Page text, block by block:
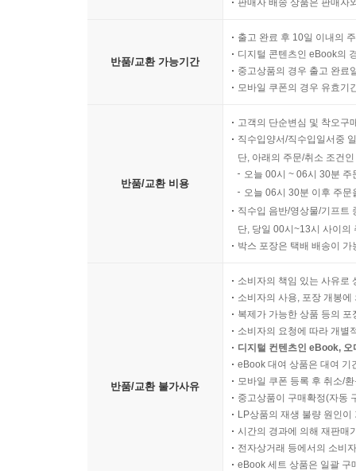
판매자 배송 상품은 판매자
반품/교환 가능기간
출고 완료 후 10일 이내의
디지털 콘텐츠인 eBook의
중고상품의 경우 출고 완료
모바일 쿠폰의 경우 유효기
반품/교환 비용
고객의 단순변심 및 착오구
직수입양서/직수입일서중
단, 아래의 주문/취소 조건
오늘 00시 ~ 06시 30분
오늘 06시 30분 이후 주
직수입 음반/영상물/기프트
단, 당일 00시~13시 사이의
박스 포장은 택배 배송이
반품/교환 불가사유
소비자의 책임 있는 사유로
소비자의 사용, 포장 개봉
복제가 가능한 상품 등의
소비자의 요청에 따라 개별
디지털 컨텐츠인 eBook,
eBook 대여 상품은 대여 기
모바일 쿠폰 등록 후 취소/
중고상품이 구매확정(자동
LP상품의 재생 불량 원인
시간의 경과에 의해 재판매
전자상거래 등에서의 소비
eBook 세트 상품은 일괄 구